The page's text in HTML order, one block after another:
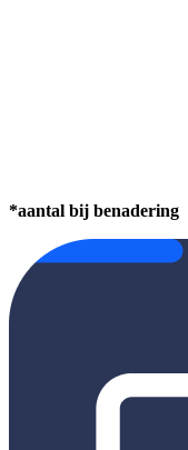
*aantal bij benadering